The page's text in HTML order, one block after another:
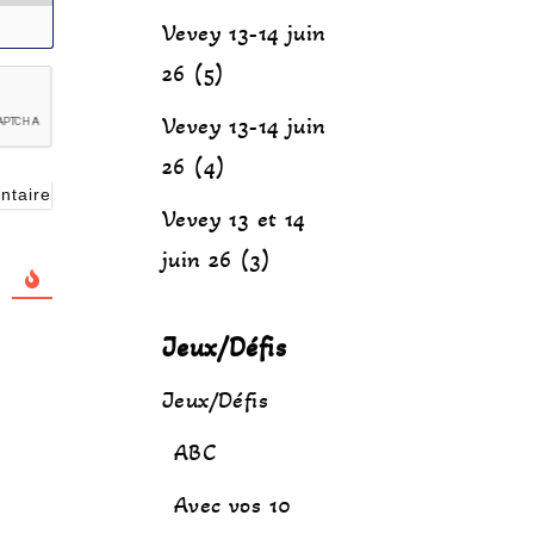
Vevey 13-14 juin
26 (5)
Vevey 13-14 juin
26 (4)
Vevey 13 et 14
juin 26 (3)
Jeux/Défis
Jeux/Défis
ABC
Avec vos 10